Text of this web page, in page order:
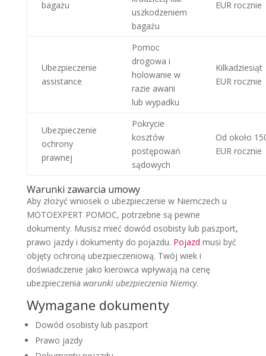
bagażu
uszkodzeniem
bagażu
EUR rocznie
Ubezpieczenie
assistance
Pomoc
drogowa i
holowanie w
razie awarii
lub wypadku
Kilkadziesiąt
EUR rocznie
Ubezpieczenie
ochrony
prawnej
Pokrycie
kosztów
postępowań
sądowych
Od około
EUR rocznie
Warunki zawarcia umowy
Aby złożyć wniosek o ubezpieczenie w Niemczech u
MOTOEXPERT POMOC, potrzebne są pewne
dokumenty. Musisz mieć dowód osobisty lub paszport,
prawo jazdy i dokumenty do pojazdu. Pojazd musi być
objęty ochroną ubezpieczeniową. Twój wiek i
doświadczenie jako kierowca wpływają na cenę
ubezpieczenia warunki ubezpieczenia Niemcy.
Wymagane dokumenty
Dowód osobisty lub paszport
Prawo jazdy